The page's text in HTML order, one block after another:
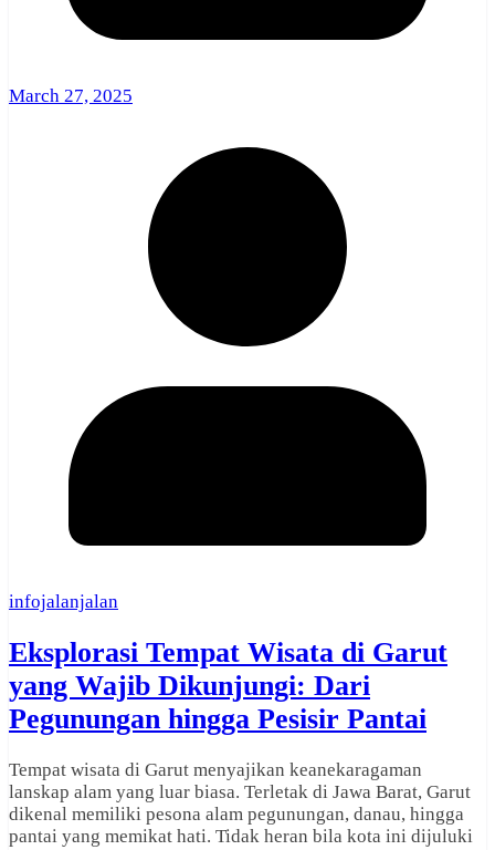
March 27, 2025
infojalanjalan
Eksplorasi Tempat Wisata di Garut
yang Wajib Dikunjungi: Dari
Pegunungan hingga Pesisir Pantai
Tempat wisata di Garut menyajikan keanekaragaman
lanskap alam yang luar biasa. Terletak di Jawa Barat, Garut
dikenal memiliki pesona alam pegunungan, danau, hingga
pantai yang memikat hati. Tidak heran bila kota ini dijuluki